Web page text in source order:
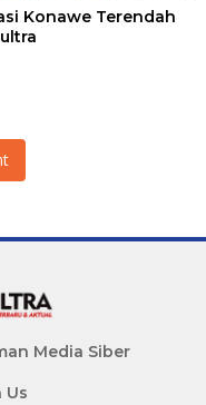
Konawe Terendah
Media Siber
Us